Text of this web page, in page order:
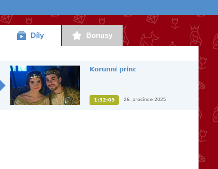
Díly Bonusy
Korunní princ
1:32:05 26. prosince 2025